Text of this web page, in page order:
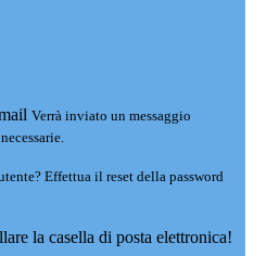
Verrà inviato un messaggio
Effettua il reset della password
la casella di posta elettronica!